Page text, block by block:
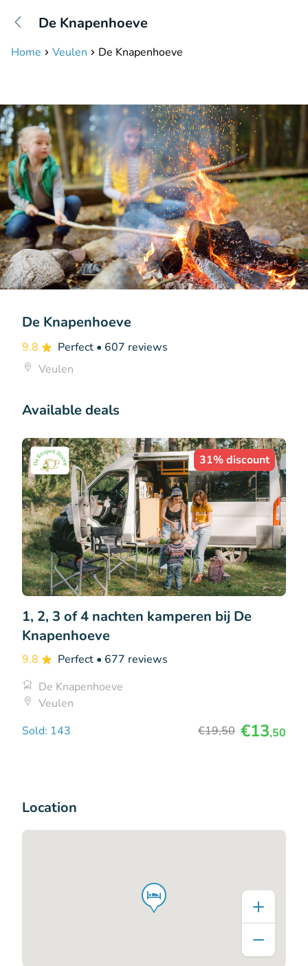
De Knapenhoeve
Home Veulen De Knapenhoeve
De Knapenhoeve
9.8 Perfect • 607 reviews
Veulen
Available deals
31% discount
1, 2, 3 of 4 nachten kamperen bij De
Knapenhoeve
9.8 Perfect • 677 reviews
De Knapenhoeve
Veulen
Sold: 143
€19,50 €13,50
Location